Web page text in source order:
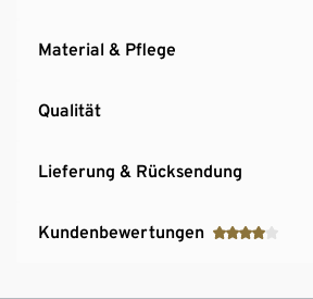
Material & Pflege
Qualität
Lieferung & Rücksendung
Kundenbewertungen